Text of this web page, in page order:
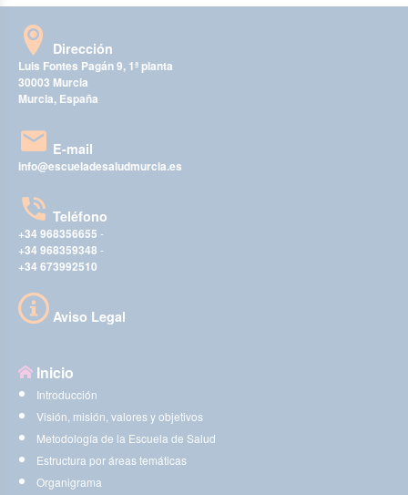
Dirección
Luis Fontes Pagán 9, 1ª planta
30003 Murcia
Murcia, España
E-mail
info@escueladesaludmurcia.es
Teléfono
+34 968356655 -
+34 968359348 -
+34 673992510
Aviso Legal
Inicio
Introducción
Visión, misión, valores y objetivos
Metodología de la Escuela de Salud
Estructura por áreas temáticas
Organigrama